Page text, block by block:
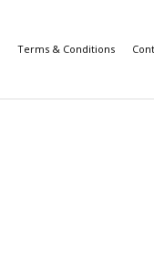
Terms & Conditions